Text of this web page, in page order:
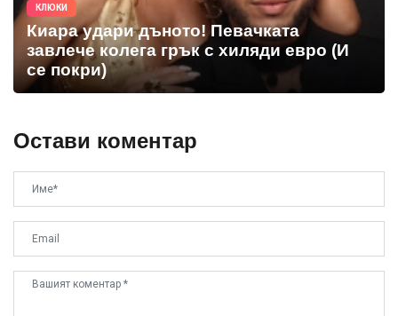
КЛЮКИ
Киара удари дъното! Певачката
завлече колега грък с хиляди евро (И
се покри)
Остави коментар